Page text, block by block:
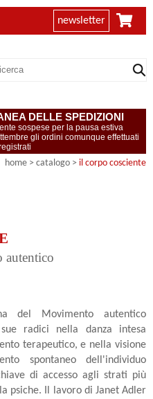
newsletter
DELLE SPEDIZIONI
sospese per la pausa estiva
gli ordini comunque effettuati
home > catalogo > il corpo cosciente
autentico
del Movimento autentico
radici nella danza intesa
terapeutico, e nella visione
spontaneo dell'individuo
di accesso agli strati più
psiche. Il lavoro di Janet Adler